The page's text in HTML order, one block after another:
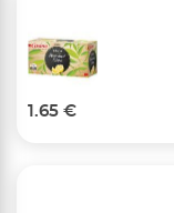
1.65 €